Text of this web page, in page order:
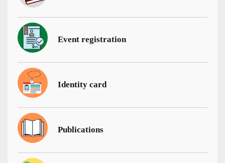
Event registration
Identity card
Publications